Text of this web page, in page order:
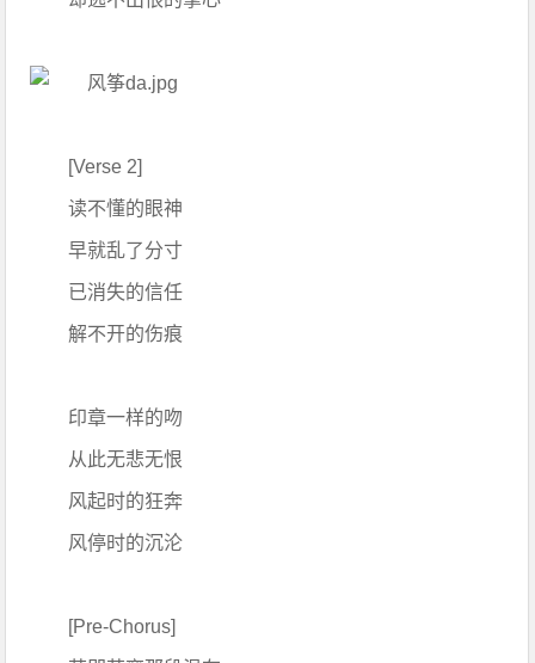
[Verse 2]
读不懂的眼神
早就乱了分寸
已消失的信任
解不开的伤痕
印章一样的吻
从此无悲无恨
风起时的狂奔
风停时的沉沦
[Pre-Chorus]